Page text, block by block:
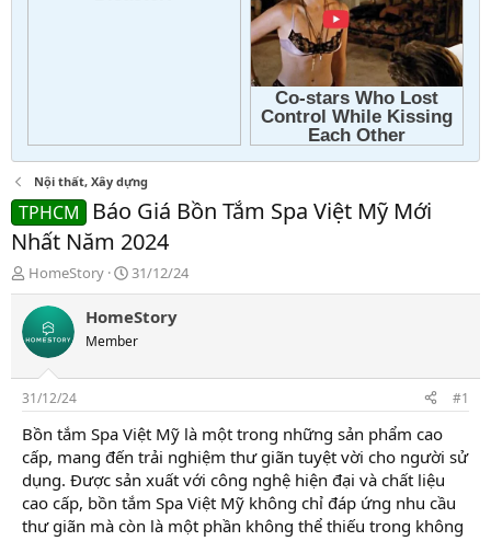
Nội thất, Xây dựng
TPHCM
Báo Giá Bồn Tắm Spa Việt Mỹ Mới
Nhất Năm 2024
T
h
r
a
s
t
a
r
t
e
r
HomeStory
N
g
à
g
31/12/24
HomeStory
Member
31/12/24 #1
Bồn tắm Spa Việt Mỹ là một trong những sản phẩm cao
cấp, mang đến trải nghiệm thư giãn tuyệt vời cho người sử
dụng. Được sản xuất với công nghệ hiện đại và chất liệu
cao cấp, bồn tắm Spa Việt Mỹ không chỉ đáp ứng nhu cầu
thư giãn mà còn là một phần không thể thiếu trong không